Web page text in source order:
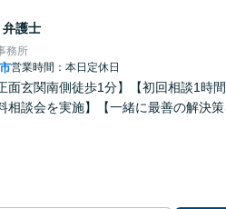
弁護士
務所
営業時間：本日定休日
面玄関南側徒歩1分】【初回相談1
相談会を実施】【一緒に最善の解決策